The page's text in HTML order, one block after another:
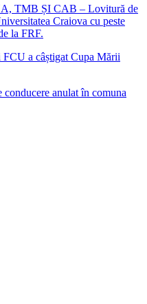
TMB ȘI CAB – Lovitură de
Craiova cu peste
la FRF.
a câștigat Cupa Mării
anulat în comuna